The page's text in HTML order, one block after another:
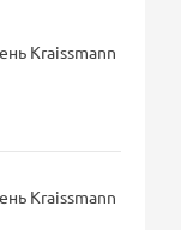
Kraissmann
Kraissmann